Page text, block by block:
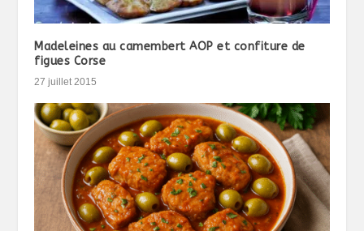
Madeleines au camembert AOP et confiture de
figues Corse
27 juillet 2015